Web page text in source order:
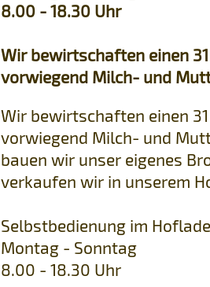
8.00 - 18.30 Uhr
Wir bewirtschaften einen
vorwiegend Milch- und
Wir bewirtschaften einen
vorwiegend Milch- und
bauen wir unser eigenes
verkaufen wir in unserem
Selbstbedienung im
Montag - Sonntag
8.00 - 18.30 Uhr